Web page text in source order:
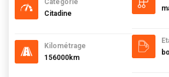
Catégorie
Citadine
Kilométrage
156000km